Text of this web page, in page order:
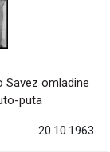
Savez omladine
puta
20.10.1963.